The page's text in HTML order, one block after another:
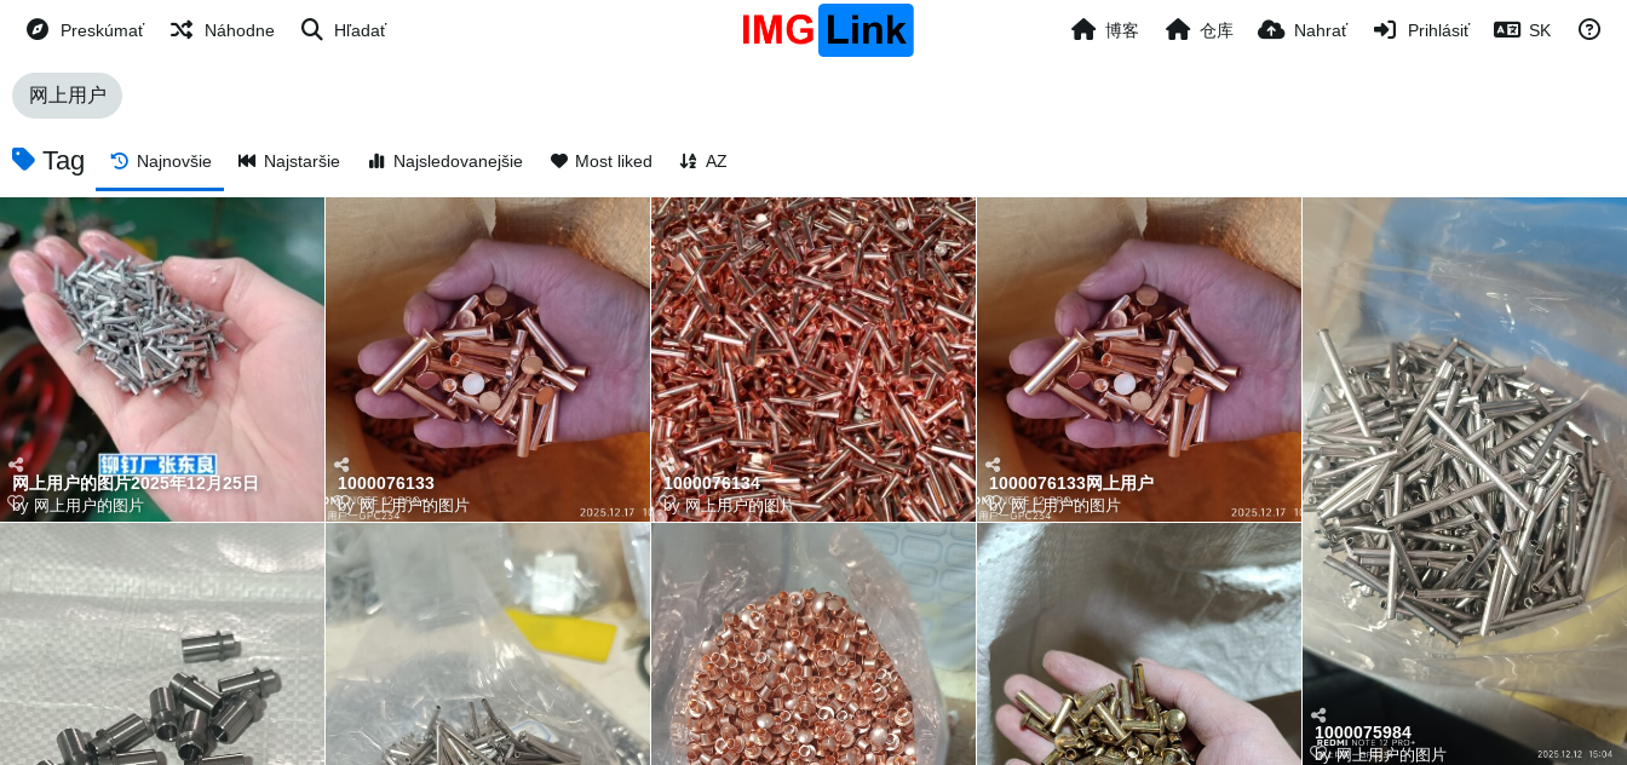
Preskúmať Náhodne Hľadať 博客 仓库 Nahrať Prihlásiť SK
网上用户
Tag Najnovšie Najstaršie Najsledovanejšie Most liked AZ
网上用户的图片2025年12月25日
by 网上用户的图片
1000076133
by网上用户的图片
1000076134
by网上用户的图片
1000076133网上用户
by网上用户的图片
1000075984
by网上用户的图片